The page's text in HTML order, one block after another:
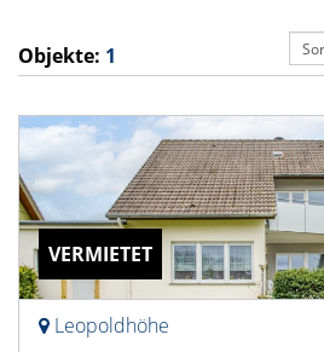
Objekte: 1
VERMIETET
Leopoldhöhe